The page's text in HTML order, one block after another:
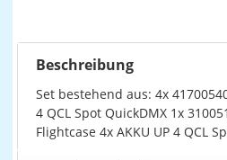
Beschreibung
Set bestehend aus: 4x
4 QCL Spot QuickDMX 1x
Flightcase 4x AKKU UP 4 QCL